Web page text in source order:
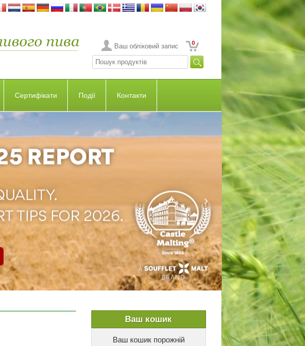
Ваш обліковий запис 0
Сертифікати Події Контакти
Ваш кошик
Ваш кошик порожній